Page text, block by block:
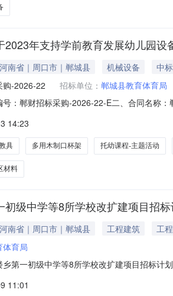
2023年支持学前教育发展幼儿园设
河南省｜周口市｜郸城县 机械设备
中
购-2026-22 招标单位： 郸城县教育体育局
号：郸财招标采购-2026-22-E二、合同名称
公司地址：郸城县金丹大道与育新路交叉口
14:23
具 多用木制口杯架 托幼课程-主题活动
材料
初级中学等8所学校改扩建项目招
河南省｜周口市｜郸城县 工程建筑
工程
体育局
乡第一初级中学等8所学校改扩建项目招标计
，包含学生宿舍、运动场、大门及门卫、教
11:01